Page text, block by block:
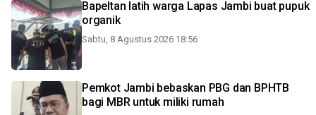
Bapeltan latih warga Lapas Jambi buat pupuk
organik
Sabtu, 8 Agustus 2026 18:56
Pemkot Jambi bebaskan PBG dan BPHTB
bagi MBR untuk miliki rumah